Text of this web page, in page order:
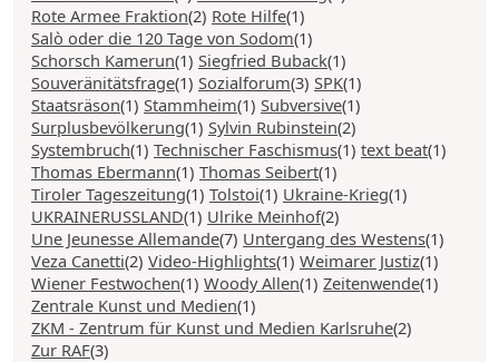
Rote Armee Fraktion(2) Rote Hilfe(1)
Salò oder die 120 Tage von Sodom(1)
Schorsch Kamerun(1) Siegfried Buback(1)
Souveränitätsfrage(1) Sozialforum(3) SPK(1)
Staatsräson(1) Stammheim(1) Subversive(1)
Surplusbevölkerung(1) Sylvin Rubinstein(2)
Systembruch(1) Technischer Faschismus(1) text beat(1)
Thomas Ebermann(1) Thomas Seibert(1)
Tiroler Tageszeitung(1) Tolstoi(1) Ukraine-Krieg(1)
UKRAINERUSSLAND(1) Ulrike Meinhof(2)
Une Jeunesse Allemande(7) Untergang des Westens(1)
Veza Canetti(2) Video-Highlights(1) Weimarer Justiz(1)
Wiener Festwochen(1) Woody Allen(1) Zeitenwende(1)
Zentrale Kunst und Medien(1)
ZKM - Zentrum für Kunst und Medien Karlsruhe(2)
Zur RAF(3)